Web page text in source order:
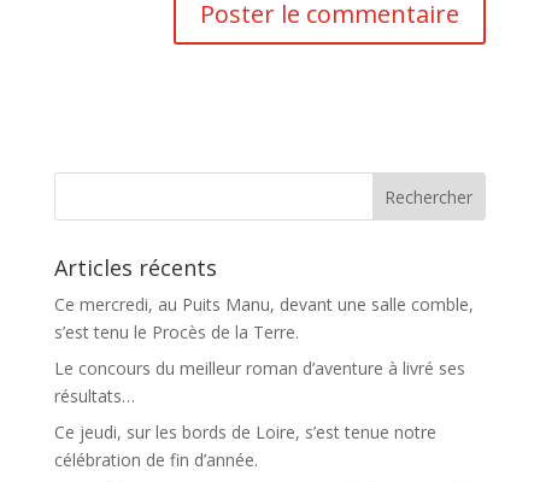
Articles récents
Ce mercredi, au Puits Manu, devant une salle comble,
s’est tenu le Procès de la Terre.
Le concours du meilleur roman d’aventure à livré ses
résultats…
Ce jeudi, sur les bords de Loire, s’est tenue notre
célébration de fin d’année.